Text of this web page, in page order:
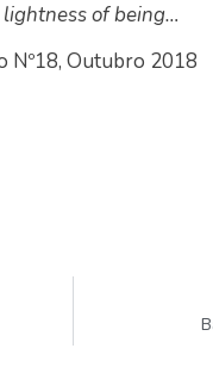
lightness of being…
Nº18, Outubro 2018